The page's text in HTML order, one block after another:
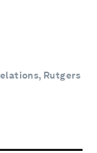
Rutgers